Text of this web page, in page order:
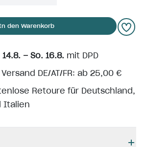
den Warenkorb
14.8. – So. 16.8. mit DPD
DE/AT/FR: ab 25,00 €
Retoure für Deutschland,
Italien